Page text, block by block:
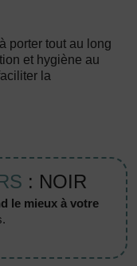
porter tout au long
et hygiène au
la
: NOIR
le mieux à votre